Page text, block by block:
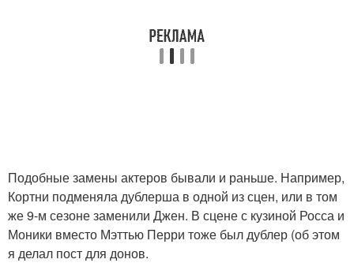
Подобные замены актеров бывали и раньше. Например,
Кортни подменяла дублерша в одной из сцен, или в том
же 9-м сезоне заменили Джен. В сцене с кузиной Росса и
Моники вместо Мэттью Перри тоже был дублер (об этом
я делал пост для донов.